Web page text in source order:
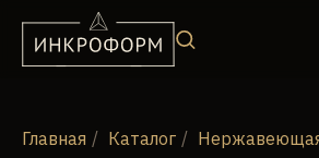
Главная / Каталог /